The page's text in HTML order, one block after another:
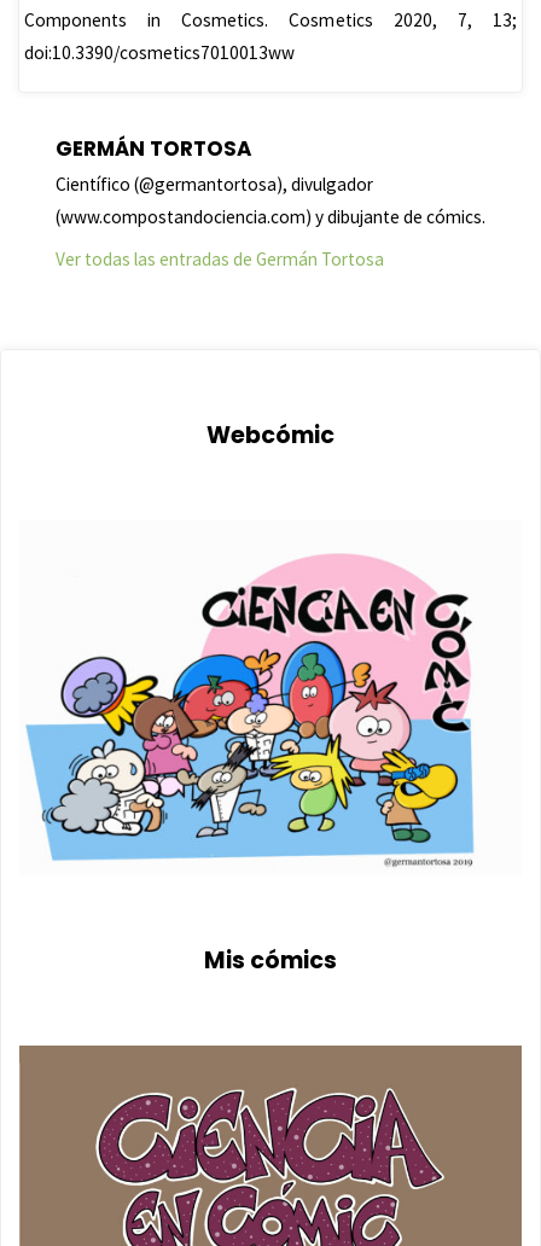
Components in Cosmetics. Cosmetics 2020, 7, 13;
doi:10.3390/cosmetics7010013ww
GERMÁN TORTOSA
Científico (@germantortosa), divulgador
(www.compostandociencia.com) y dibujante de cómics.
Ver todas las entradas de Germán Tortosa
Webcómic
Mis cómics